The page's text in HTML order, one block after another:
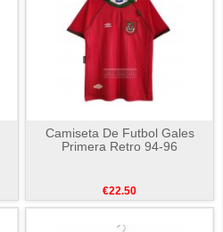
Camiseta De Futbol Gales
Primera Retro 94-96
€22.50